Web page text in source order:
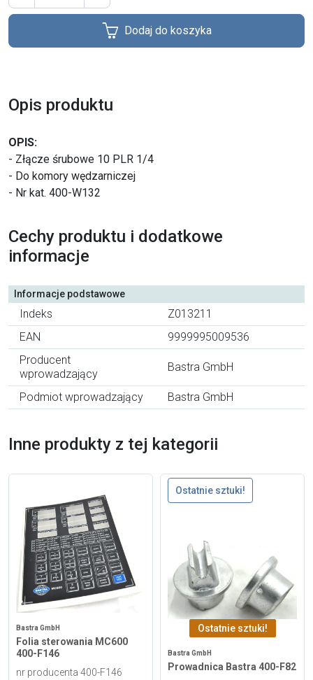
Dodaj do koszyka
Opis produktu
OPIS:
- Złącze śrubowe 10 PLR 1/4
- Do komory wędzarniczej
- Nr kat. 400-W132
Cechy produktu i dodatkowe
informacje
Informacje podstawowe
Indeks
Z013211
EAN
9999995009536
Producent
wprowadzający
Bastra GmbH
Podmiot wprowadzający Bastra GmbH
Inne produkty z tej kategorii
Bastra GmbH
Folia sterowania MC600
400-F146
nr producenta 400-F146
Ostatnie sztuki!
Ostatnie sztuki!
Bastra GmbH
Prowadnica Bastra 400-F82